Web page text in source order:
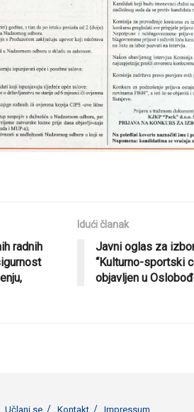
radnih
Idući članak
Javni oglas za
“Kulturno-sportski
objavljen u
Učlani se Kontakt Impressum